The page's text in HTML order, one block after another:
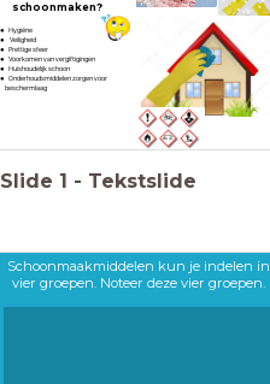
schoonmaken?
Hygiëne
Veiligheid
Prettige sfeer
Voorkomen van vergiftigingen
Huishoudelijk schoon
Onderhoudsmiddelen zorgen voor
beschermlaag
Slide 1 - Tekstslide
Schoonmaakmiddelen kun je indelen in
vier groepen. Noteer deze vier groepen.